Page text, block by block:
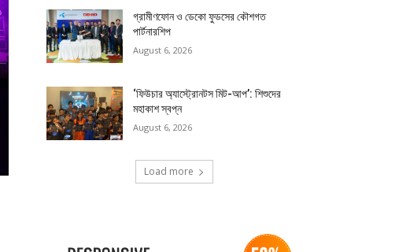
গ্রামীণফোন ও ডেকো ফুডসের কৌশগত
পার্টনারশিপ
August 6, 2026
‘ফিউচার অ্যাস্ট্রোনটস মিট-আপ’: শিশুদের
মহাকাশ স্বপ্ন
August 6, 2026
Load more